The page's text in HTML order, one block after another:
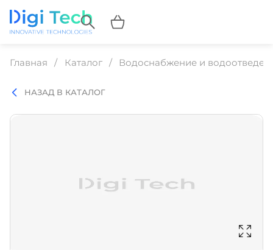
Главная Каталог Водоснабжение и
НАЗАД В КАТАЛОГ